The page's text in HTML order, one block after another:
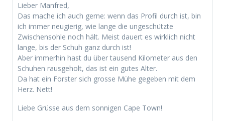
Lieber Manfred,
Das mache ich auch gerne: wenn das Profil durch ist, bin
ich immer neugierig, wie lange die ungeschützte
Zwischensohle noch hält. Meist dauert es wirklich nicht
lange, bis der Schuh ganz durch ist!
Aber immerhin hast du über tausend Kilometer aus den
Schuhen rausgeholt, das ist ein gutes Alter.
Da hat ein Förster sich grosse Mühe gegeben mit dem
Herz. Nett!
Liebe Grüsse aus dem sonnigen Cape Town!